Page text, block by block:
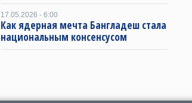
17.05.2026 - 6:00
Как ядерная мечта Бангладеш стала
национальным консенсусом